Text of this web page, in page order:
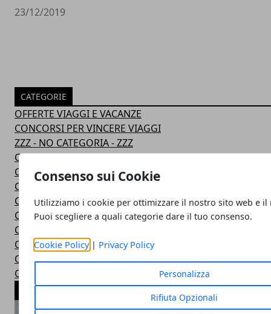
Consenso sui Cookie
Utilizziamo i cookie per ottimizzare il nostro sito web e il
Puoi scegliere a quali categorie dare il tuo consenso.
Cookie Policy| Privacy Policy
Personalizza
Rifiuta Opzionali
23/12/2019
CATEGORIE
OFFERTE VIAGGI E VACANZE
CONCORSI PER VINCERE VIAGGI
ZZZ - NO CATEGORIA - ZZZ
Concorsi instant win
Concorsi con acquisto
Concorsi a estrazione
Concorsi con partecipazione
Concorsi sui Social
Concorsi gratis
Operazioni a Premi
Offerte voli
Offerte last minute
ARTICOLI POPOLARI